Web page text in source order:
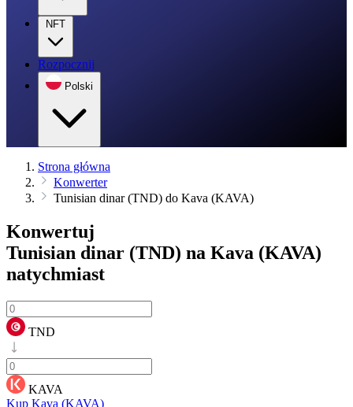
NFT
Rozpocznij
Polski
Strona główna
Konwerter
Tunisian dinar (TND) do Kava (KAVA)
Konwertuj
Tunisian dinar (TND) na Kava (KAVA)
natychmiast
TND
KAVA
Kup Kava (KAVA)